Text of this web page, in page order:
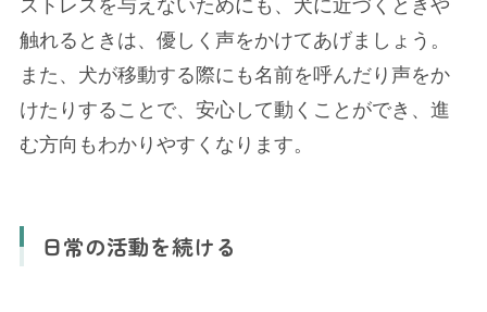
ストレスを与えないためにも、犬に近づくときや
触れるときは、優しく声をかけてあげましょう。
また、犬が移動する際にも名前を呼んだり声をか
けたりすることで、安心して動くことができ、進
む方向もわかりやすくなります。
日常の活動を続ける